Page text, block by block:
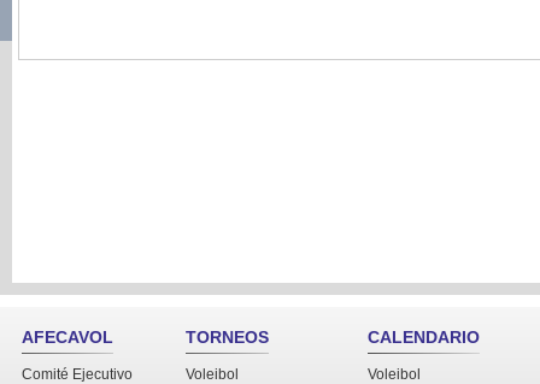
AFECAVOL
Comité Ejecutivo
TORNEOS
Voleibol
CALENDARIO
Voleibol